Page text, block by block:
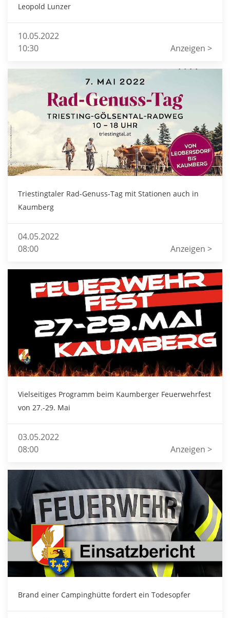
Leopold Lunzer
10.05.2022
10:30
Anzeigen >
Triestingtaler Rad-Genuss-Tag mit Stationen auch in
Kaumberg
04.05.2022
08:00
Anzeigen >
Vielseitiges Programm beim Kaumberger Feuerwehrfest
von 27.-29. Mai
03.05.2022
08:00
Anzeigen >
Brand einer Campinghütte fordert ein Todesopfer